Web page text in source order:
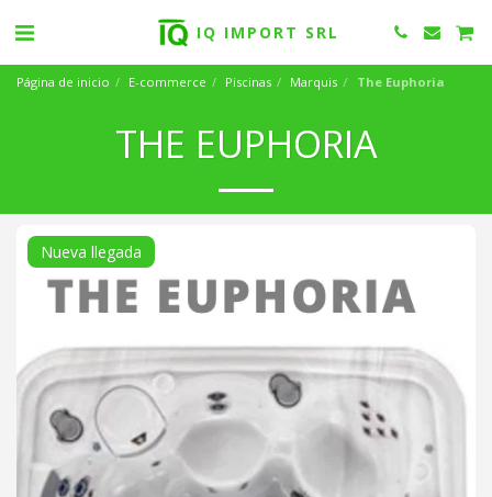
IQ IMPORT SRL
Página de inicio E-commerce Piscinas Marquis The Euphoria
THE EUPHORIA
Nueva llegada